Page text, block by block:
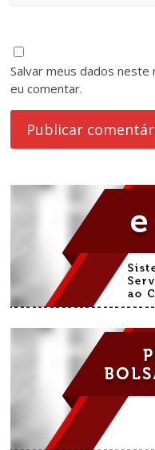
Salvar meus dados
eu comentar.